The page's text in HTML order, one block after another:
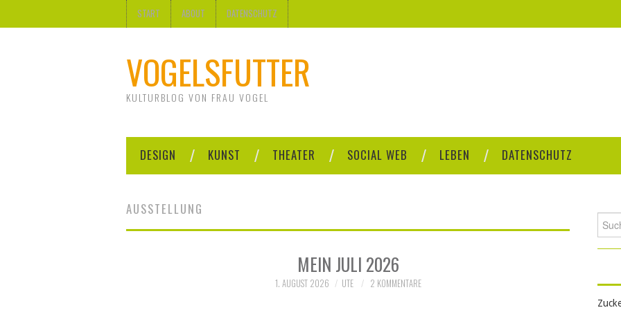
START ABOUT DATENSCHUTZ
VOGELSFUTTER
KULTURBLOG VON FRAU VOGEL
DESIGN KUNST THEATER SOCIAL WEB LEBEN DATENSCHUTZ
AUSSTELLUNG
MEIN JULI 2026
1. AUGUST 2026 UTE 2 KOMMENTARE
nach: